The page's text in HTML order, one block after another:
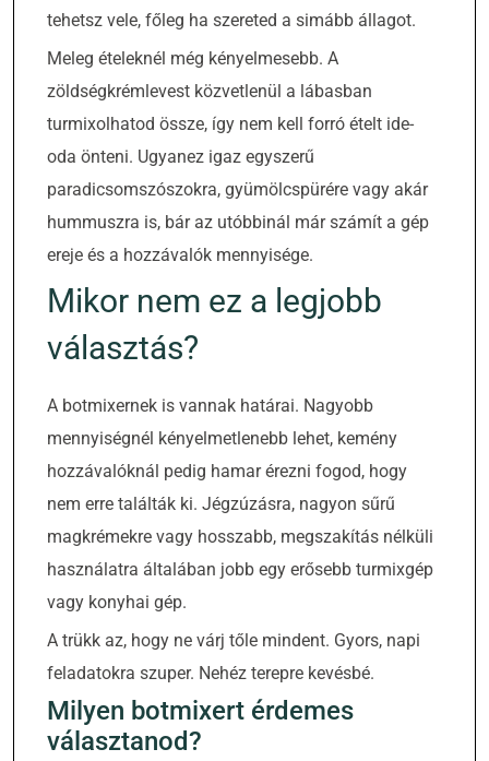
tehetsz vele, főleg ha szereted a simább állagot.
Meleg ételeknél még kényelmesebb. A
zöldségkrémlevest közvetlenül a lábasban
turmixolhatod össze, így nem kell forró ételt ide-
oda önteni. Ugyanez igaz egyszerű
paradicsomszószokra, gyümölcspürére vagy akár
hummuszra is, bár az utóbbinál már számít a gép
ereje és a hozzávalók mennyisége.
Mikor nem ez a legjobb
választás?
A botmixernek is vannak határai. Nagyobb
mennyiségnél kényelmetlenebb lehet, kemény
hozzávalóknál pedig hamar érezni fogod, hogy
nem erre találták ki. Jégzúzásra, nagyon sűrű
magkrémekre vagy hosszabb, megszakítás nélküli
használatra általában jobb egy erősebb turmixgép
vagy konyhai gép.
A trükk az, hogy ne várj tőle mindent. Gyors, napi
feladatokra szuper. Nehéz terepre kevésbé.
Milyen botmixert érdemes
választanod?